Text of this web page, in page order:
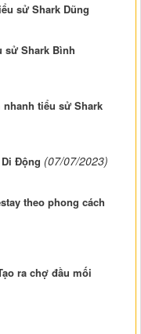
sử Shark Dũng
sử Shark Bình
nhanh tiểu sử Shark
Động (07/07/2023)
theo phong cách
ra chợ đầu mối